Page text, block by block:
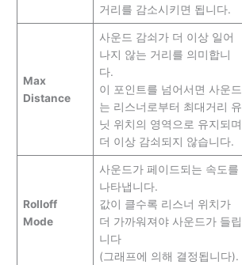
거리를 감소시키면 됩니다.
Max
Distance
사운드 감쇠가 더 이상 일어
나지 않는 거리를 의미합니
다.
이 포인트를 넘어서면 사운드
는 리스너로부터 최대거리 유
닛 위치의 영역으로 유지되며
더 이상 감쇠되지 않습니다.
Rolloff
Mode
사운드가 페이드되는 속도를
나타냅니다.
값이 클수록 리스너 위치가
더 가까워져야 사운드가 들립
니다
(그래프에 의해 결정됩니다).